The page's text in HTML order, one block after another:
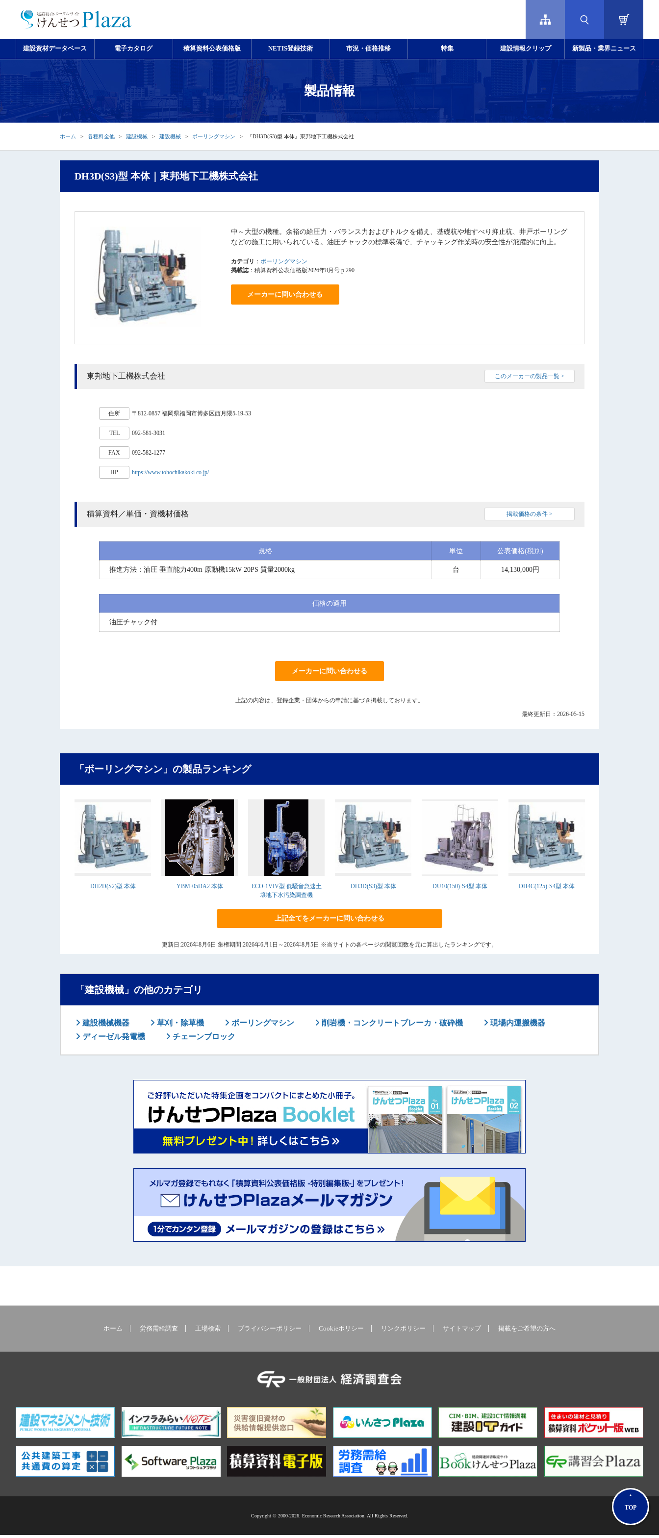
建設資材データベース 電子カタログ 積算資料公表価格版 NETIS登録技術 市況・価格推移 特集 建設情報クリップ 新製品・業界ニュース
製品情報
ホーム 各種料金他 建設機械 建設機械 ボーリングマシン 『DH3D(S3)型 本体』東邦地下工機株式会社
DH3D(S3)型 本体｜東邦地下工機株式会社
中～大型の機種。余裕の給圧力・バランス力およびトルクを備え、基礎杭や地すべり抑止杭、井戸ボーリング
などの施工に用いられている。油圧チャックの標準装備で、チャッキング作業時の安全性が飛躍的に向上。
カテゴリ ： ボーリングマシン
掲載誌：積算資料公表価格版2026年8月号 p.290
メーカーに問い合わせる
東邦地下工機株式会社 このメーカーの製品一覧 >
住所 〒812-0857 福岡県福岡市博多区西月隈5-19-53
TEL 092-581-3031
FAX 092-582-1277
HP https://www.tohochikakoki.co.jp/
積算資料／単価・資機材価格 掲載価格の条件 >
規格 単位 公表価格(税別)
推進方法：油圧 垂直能力400m 原動機15kW 20PS 質量2000kg 台 14,130,000円
価格の適用
油圧チャック付
メーカーに問い合わせる
上記の内容は、登録企業・団体からの申請に基づき掲載しております。
最終更新日：2026-05-15
「ボーリングマシン」の製品ランキング
DH2D(S2)型 本体 YBM-05DA2 本体
ECO-1VIV型 低騒音急速土
壌地下水汚染調査機
DH3D(S3)型 本体 DU10(150)-S4型 本体 DH4C(125)-S4型 本体
上記全てをメーカーに問い合わせる
更新日:2026年8月6日 集権期間:2026年6月1日～2026年8月5日 ※当サイトの各ページの閲覧回数を元に算出したランキングです。
「建設機械」の他のカテゴリ
建設機械機器 草刈・除草機 ボーリングマシン 削岩機・コンクリートブレーカ・破砕機
現場内運搬機器
ディーゼル発電機
チェーンブロック
ホーム 労務需給調査 工場検索 プライバシーポリシー Cookieポリシー リンクポリシー サイトマップ 掲載をご希望の方へ
Copyright © 2000-2026. Economic Research Association. All Rights Reserved.
TOP